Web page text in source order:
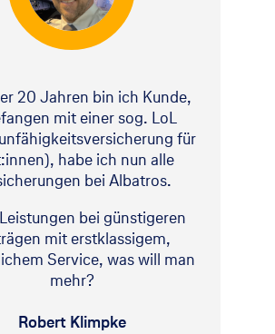
20 Jahren bin ich Kunde,
mit einer sog. LoL
für
habe ich nun alle
bei Albatros.
bei günstigeren
mit erstklassigem,
Service, was will man
mehr?
Robert Klimpke